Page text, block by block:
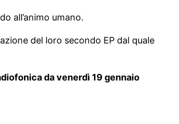
all’animo umano.
del loro secondo EP dal quale
da venerdì 19 gennaio